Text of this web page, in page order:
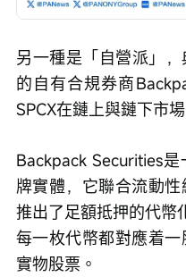
另一種是「自營派」
的自有合規券商
SPCX在鏈上與鏈下市
Backpack Securities
牌實體，它聯合流動
推出了足額抵押的代幣
每一枚代幣都對應着
實物股票。